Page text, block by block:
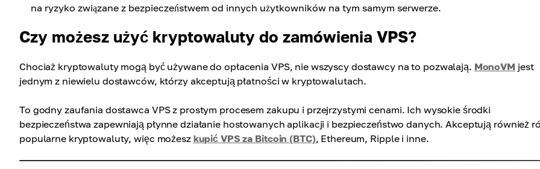
na ryzyko związane z bezpieczeństwem od innych użytkowników na tym samym serwerze.
Czy możesz użyć kryptowaluty do zamówienia VPS?
Chociaż kryptowaluty mogą być używane do opłacenia VPS, nie wszyscy dostawcy na to pozwalają. MonoVM jest
jednym z niewielu dostawców, którzy akceptują płatności w kryptowalutach.
To godny zaufania dostawca VPS z prostym procesem zakupu i przejrzystymi cenami. Ich wysokie środki
bezpieczeństwa zapewniają płynne działanie hostowanych aplikacji i bezpieczeństwo danych. Akceptują również
popularne kryptowaluty, więc możesz kupić VPS za Bitcoin (BTC), Ethereum, Ripple i inne.